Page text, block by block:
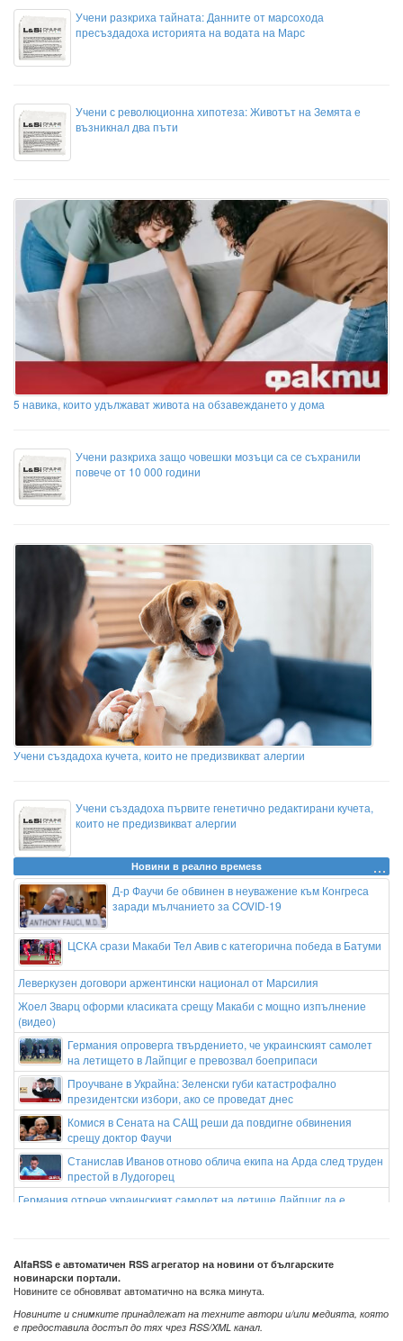
Учени разкриха тайната: Данните от марсохода
пресъздадоха историята на водата на Марс
Учени с революционна хипотеза: Животът на Земята е
възникнал два пъти
5 навика, които удължават живота на обзавеждането у дома
Учени разкриха защо човешки мозъци са се съхранили
повече от 10 000 години
Учени създадоха кучета, които не предизвикват алергии
Учени създадоха първите генетично редактирани кучета,
които не предизвикват алергии
Новини в реално времеss
Д-р Фаучи бе обвинен в неуважение към Конгреса
заради мълчанието за COVID-19
ЦСКА срази Макаби Тел Авив с категорична победа в Батуми
Леверкузен договори аржентински национал от Марсилия
Жоел Зварц оформи класиката срещу Макаби с мощно изпълнение
(видео)
Германия опроверга твърдението, че украинският самолет
на летището в Лайпциг е превозвал боеприпаси
Проучване в Украйна: Зеленски губи катастрофално
президентски избори, ако се проведат днес
Комися в Сената на САЩ реши да повдигне обвинения
срещу доктор Фаучи
Станислав Иванов отново облича екипа на Арда след труден
престой в Лудогорец
Германия отрече украинският самолет на летище Лайпциг да е
AlfaRSS е автоматичен RSS агрегатор на новини от българските
новинарски портали.
Новините се обновяват автоматично на всяка минута.
Новините и снимките принадлежат на техните автори и/или медията, която
е предоставила достъп до тях чрез RSS/XML канал.